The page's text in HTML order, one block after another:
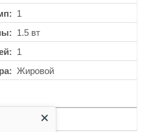
1
1.5 вт
1
Жировой